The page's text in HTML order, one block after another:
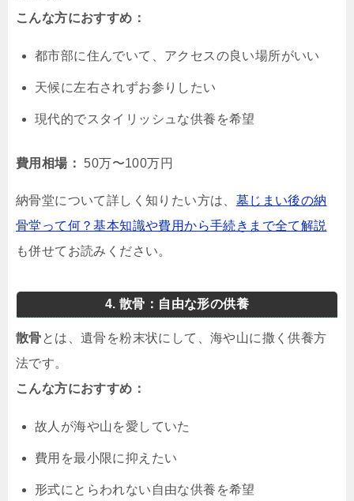
こんな方におすすめ：
都市部に住んでいて、アクセスの良い場所がいい
天候に左右されずお参りしたい
現代的でスタイリッシュな供養を希望
費用相場： 50万〜100万円
納骨堂について詳しく知りたい方は、 墓じまい後の納
骨堂って何？基本知識や費用から手続きまで全て解説
も併せてお読みください。
4. 散骨：自由な形の供養
散骨とは、遺骨を粉末状にして、海や山に撒く供養方
法です。
こんな方におすすめ：
故人が海や山を愛していた
費用を最小限に抑えたい
形式にとらわれない自由な供養を希望